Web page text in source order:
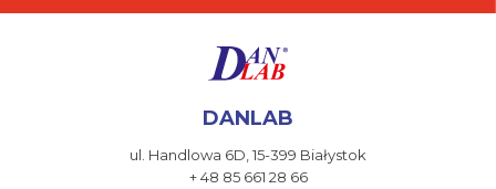
DANLAB
ul. Handlowa 6D, 15-399 Białystok
+ 48 85 661 28 66